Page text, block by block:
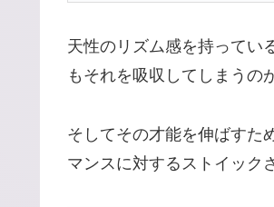
天性のリズム感を持ってい
もそれを吸収してしまうの
そしてその才能を伸ばすた
マンスに対するストイック